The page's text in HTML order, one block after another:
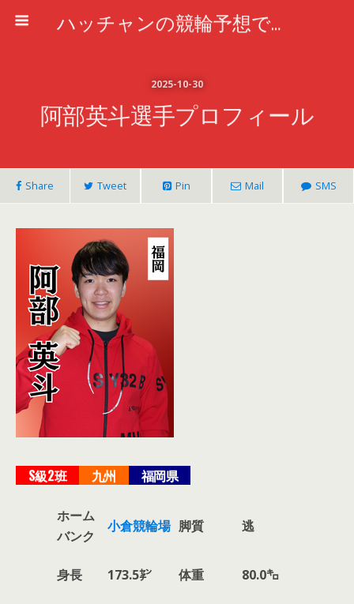
ハッチャンの競輪予想で車券攻略
2025-10-30
阿部英斗選手プロフィール
Share Tweet Pin Mail SMS
S級2班 九州 福岡県
ホーム
バンク
小倉競輪場 脚質 逃
身長 173.5㌢ 体重 80.0㌔